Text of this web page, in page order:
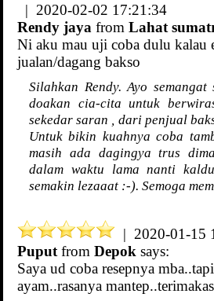
| 2020-02-02 17:21:34
Rendy jaya from Lahat
Ni aku mau uji coba dulu kalau
jualan/dagang bakso
Silahkan Rendy. Ayo semangat
doakan cia-cita untuk
sekedar saran , dari penjual
Untuk bikin kuahnya coba
masih ada dagingya trus
dalam waktu lama nanti
semakin lezaaat :-). Semoga
| 2020-01-15
Puput from Depok says:
Saya ud coba resepnya
ayam..rasanya